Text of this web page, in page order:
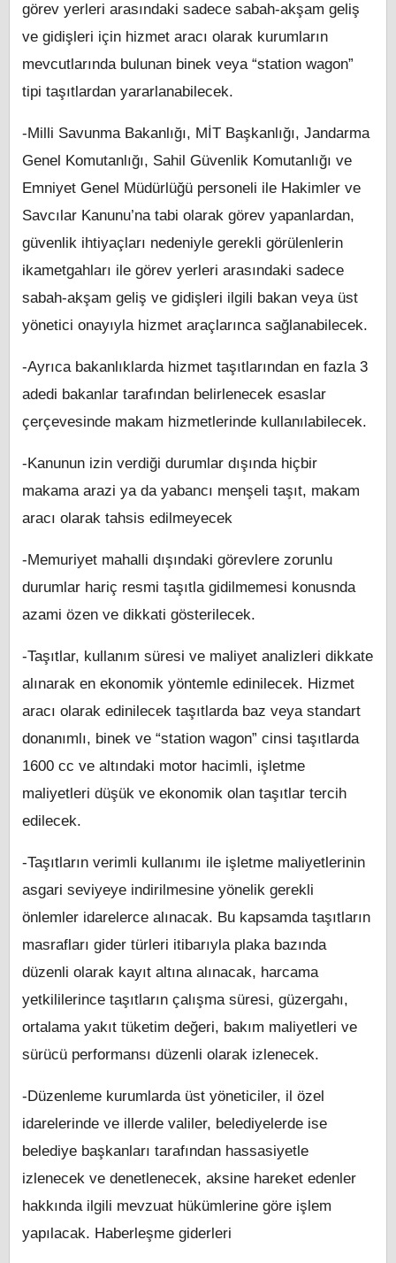
görev yerleri arasındaki sadece sabah-akşam geliş
ve gidişleri için hizmet aracı olarak kurumların
mevcutlarında bulunan binek veya “station wagon”
tipi taşıtlardan yararlanabilecek.
-Milli Savunma Bakanlığı, MİT Başkanlığı, Jandarma
Genel Komutanlığı, Sahil Güvenlik Komutanlığı ve
Emniyet Genel Müdürlüğü personeli ile Hakimler ve
Savcılar Kanunu’na tabi olarak görev yapanlardan,
güvenlik ihtiyaçları nedeniyle gerekli görülenlerin
ikametgahları ile görev yerleri arasındaki sadece
sabah-akşam geliş ve gidişleri ilgili bakan veya üst
yönetici onayıyla hizmet araçlarınca sağlanabilecek.
-Ayrıca bakanlıklarda hizmet taşıtlarından en fazla 3
adedi bakanlar tarafından belirlenecek esaslar
çerçevesinde makam hizmetlerinde kullanılabilecek.
-Kanunun izin verdiği durumlar dışında hiçbir
makama arazi ya da yabancı menşeli taşıt, makam
aracı olarak tahsis edilmeyecek
-Memuriyet mahalli dışındaki görevlere zorunlu
durumlar hariç resmi taşıtla gidilmemesi konusnda
azami özen ve dikkati gösterilecek.
-Taşıtlar, kullanım süresi ve maliyet analizleri dikkate
alınarak en ekonomik yöntemle edinilecek. Hizmet
aracı olarak edinilecek taşıtlarda baz veya standart
donanımlı, binek ve “station wagon” cinsi taşıtlarda
1600 cc ve altındaki motor hacimli, işletme
maliyetleri düşük ve ekonomik olan taşıtlar tercih
edilecek.
-Taşıtların verimli kullanımı ile işletme maliyetlerinin
asgari seviyeye indirilmesine yönelik gerekli
önlemler idarelerce alınacak. Bu kapsamda taşıtların
masrafları gider türleri itibarıyla plaka bazında
düzenli olarak kayıt altına alınacak, harcama
yetkililerince taşıtların çalışma süresi, güzergahı,
ortalama yakıt tüketim değeri, bakım maliyetleri ve
sürücü performansı düzenli olarak izlenecek.
-Düzenleme kurumlarda üst yöneticiler, il özel
idarelerinde ve illerde valiler, belediyelerde ise
belediye başkanları tarafından hassasiyetle
izlenecek ve denetlenecek, aksine hareket edenler
hakkında ilgili mevzuat hükümlerine göre işlem
yapılacak. Haberleşme giderleri